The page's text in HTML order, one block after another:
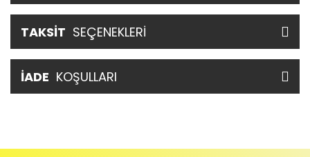
TAKSİT SEÇENEKLERİ
İADE KOŞULLARI